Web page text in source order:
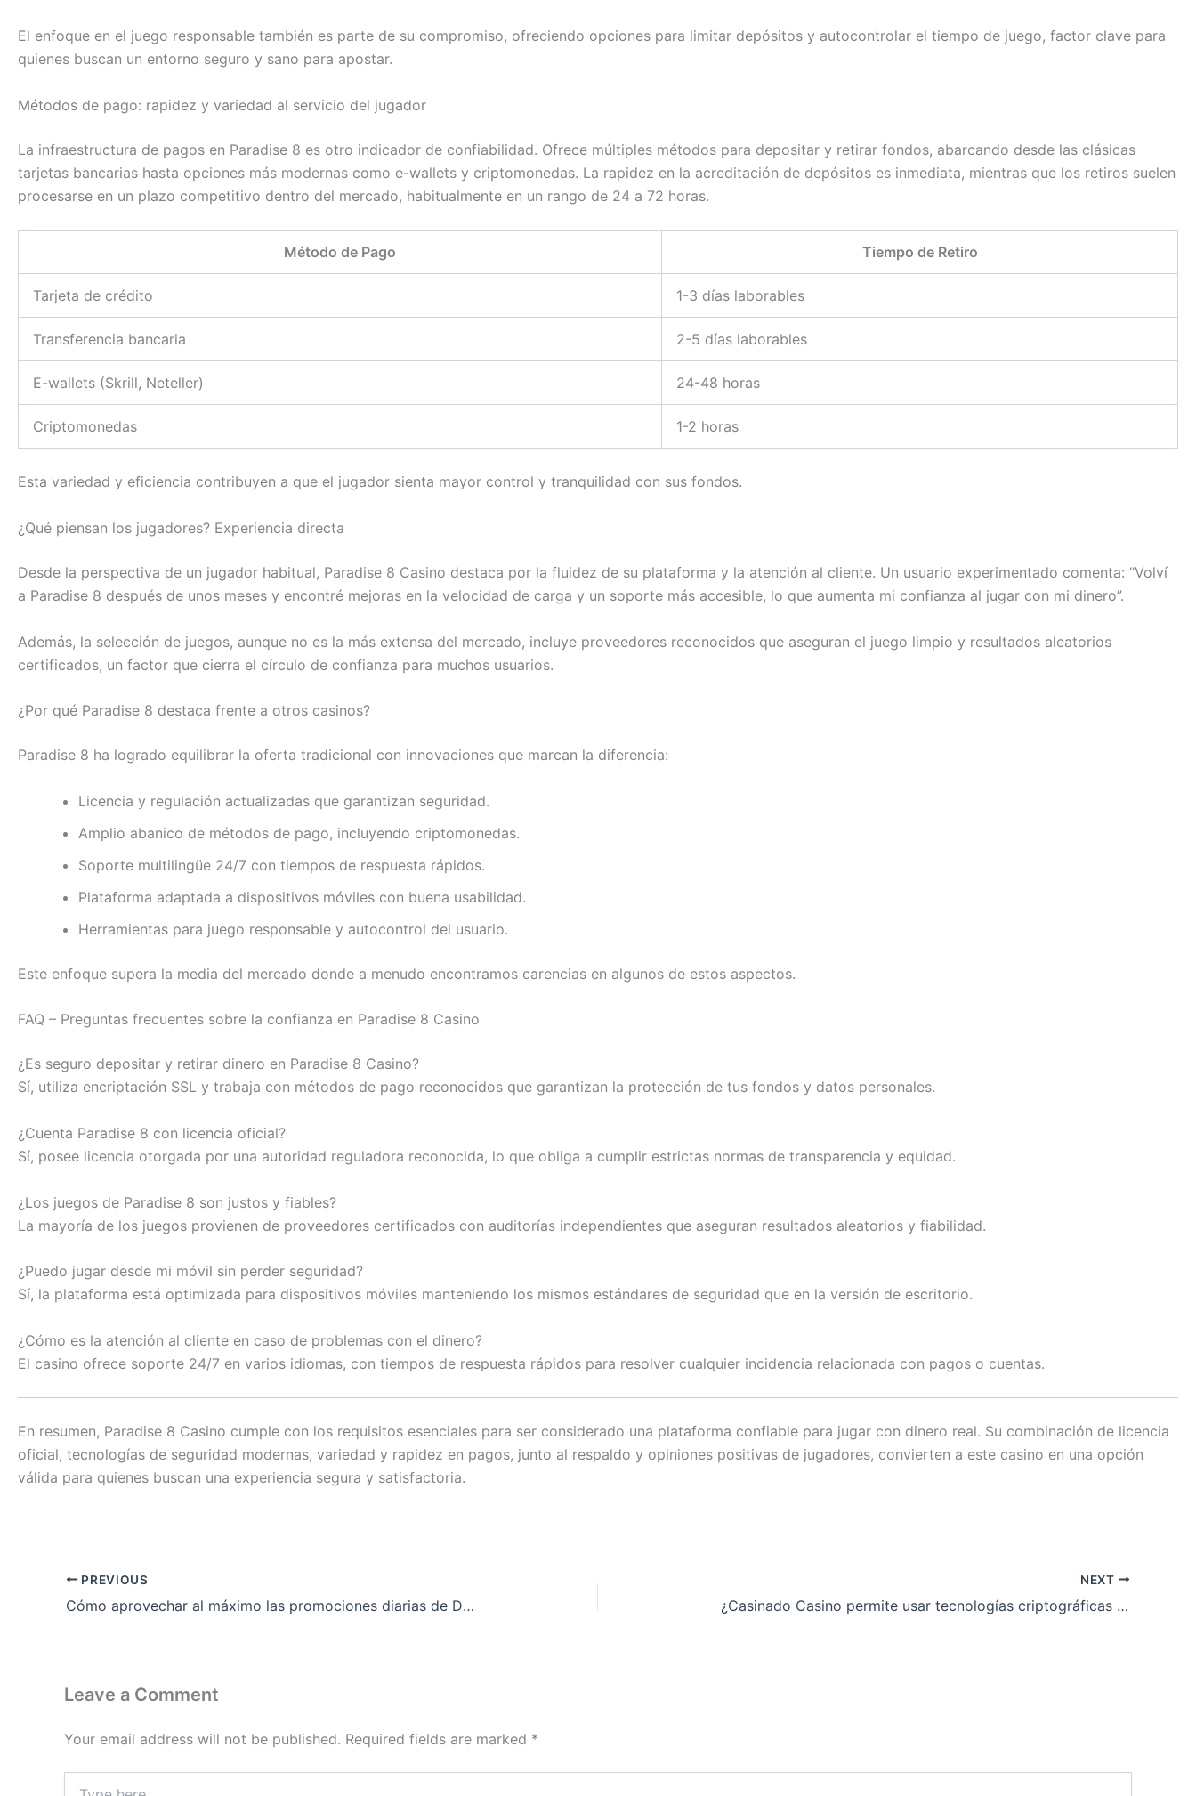
El enfoque en el juego responsable también es parte de su compromiso, ofreciendo opciones para limitar depósitos y autocontrolar el tiempo de juego, factor clave para
quienes buscan un entorno seguro y sano para apostar.
Métodos de pago: rapidez y variedad al servicio del jugador
La infraestructura de pagos en Paradise 8 es otro indicador de confiabilidad. Ofrece múltiples métodos para depositar y retirar fondos, abarcando desde las clásicas
tarjetas bancarias hasta opciones más modernas como e-wallets y criptomonedas. La rapidez en la acreditación de depósitos es inmediata, mientras que los retiros suelen
procesarse en un plazo competitivo dentro del mercado, habitualmente en un rango de 24 a 72 horas.
Método de Pago Tiempo de Retiro
Tarjeta de crédito 1-3 días laborables
Transferencia bancaria 2-5 días laborables
E-wallets (Skrill, Neteller) 24-48 horas
Criptomonedas 1-2 horas
Esta variedad y eficiencia contribuyen a que el jugador sienta mayor control y tranquilidad con sus fondos.
¿Qué piensan los jugadores? Experiencia directa
Desde la perspectiva de un jugador habitual, Paradise 8 Casino destaca por la fluidez de su plataforma y la atención al cliente. Un usuario experimentado comenta: “Volví
a Paradise 8 después de unos meses y encontré mejoras en la velocidad de carga y un soporte más accesible, lo que aumenta mi confianza al jugar con mi dinero”.
Además, la selección de juegos, aunque no es la más extensa del mercado, incluye proveedores reconocidos que aseguran el juego limpio y resultados aleatorios
certificados, un factor que cierra el círculo de confianza para muchos usuarios.
¿Por qué Paradise 8 destaca frente a otros casinos?
Paradise 8 ha logrado equilibrar la oferta tradicional con innovaciones que marcan la diferencia:
Licencia y regulación actualizadas que garantizan seguridad.
Amplio abanico de métodos de pago, incluyendo criptomonedas.
Soporte multilingüe 24/7 con tiempos de respuesta rápidos.
Plataforma adaptada a dispositivos móviles con buena usabilidad.
Herramientas para juego responsable y autocontrol del usuario.
Este enfoque supera la media del mercado donde a menudo encontramos carencias en algunos de estos aspectos.
FAQ – Preguntas frecuentes sobre la confianza en Paradise 8 Casino
¿Es seguro depositar y retirar dinero en Paradise 8 Casino?
Sí, utiliza encriptación SSL y trabaja con métodos de pago reconocidos que garantizan la protección de tus fondos y datos personales.
¿Cuenta Paradise 8 con licencia oficial?
Sí, posee licencia otorgada por una autoridad reguladora reconocida, lo que obliga a cumplir estrictas normas de transparencia y equidad.
¿Los juegos de Paradise 8 son justos y fiables?
La mayoría de los juegos provienen de proveedores certificados con auditorías independientes que aseguran resultados aleatorios y fiabilidad.
¿Puedo jugar desde mi móvil sin perder seguridad?
Sí, la plataforma está optimizada para dispositivos móviles manteniendo los mismos estándares de seguridad que en la versión de escritorio.
¿Cómo es la atención al cliente en caso de problemas con el dinero?
El casino ofrece soporte 24/7 en varios idiomas, con tiempos de respuesta rápidos para resolver cualquier incidencia relacionada con pagos o cuentas.
En resumen, Paradise 8 Casino cumple con los requisitos esenciales para ser considerado una plataforma confiable para jugar con dinero real. Su combinación de licencia
oficial, tecnologías de seguridad modernas, variedad y rapidez en pagos, junto al respaldo y opiniones positivas de jugadores, convierten a este casino en una opción
válida para quienes buscan una experiencia segura y satisfactoria.
PREVIOUS
Cómo aprovechar al máximo las promociones diarias de Dendera Casino
NEXT
¿Casinado Casino permite usar tecnologías criptográficas para pagos?
Leave a Comment
Your email address will not be published. Required fields are marked *